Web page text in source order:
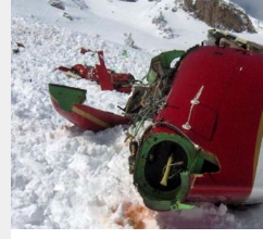
akaryakıt fiyatlarını yukarı